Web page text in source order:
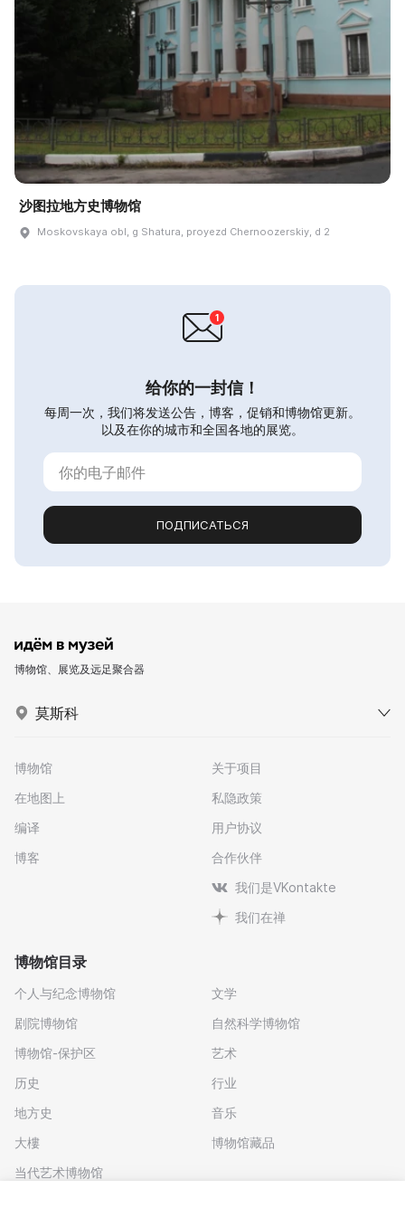
沙图拉地方史博物馆
Moskovskaya obl, g Shatura, proyezd Chernoozerskiy, d 2
给你的一封信！
每周一次，我们将发送公告，博客，促销和博物馆更新。
以及在你的城市和全国各地的展览。
ПОДПИСАТЬСЯ
博物馆、展览及远足聚合器
莫斯科
博物馆
在地图上
编译
博客
关于项目
私隐政策
用户协议
合作伙伴
我们是VKontakte
我们在禅
博物馆目录
个人与纪念博物馆
剧院博物馆
博物馆-保护区
历史
地方史
大樓
当代艺术博物馆
文学
自然科学博物馆
艺术
行业
音乐
博物馆藏品